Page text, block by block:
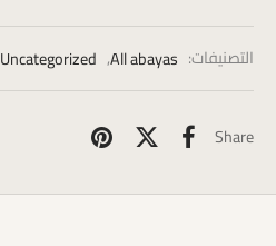
التصنيفات: All abayas
,
Uncategorized
Share